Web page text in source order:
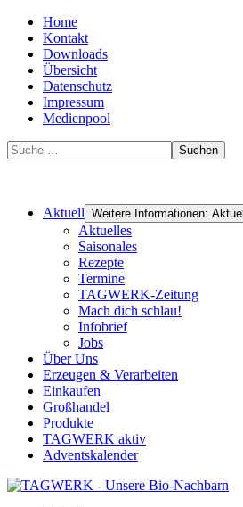
Home
Kontakt
Downloads
Übersicht
Datenschutz
Impressum
Medienpool
Suchen
Aktuell Weitere Informationen: Aktuell
Aktuelles
Saisonales
Rezepte
Termine
TAGWERK-Zeitung
Mach dich schlau!
Infobrief
Jobs
Über Uns
Erzeugen & Verarbeiten
Einkaufen
Großhandel
Produkte
TAGWERK aktiv
Adventskalender